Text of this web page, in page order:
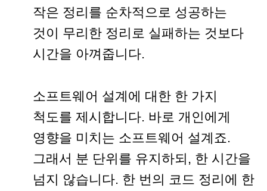
작은 정리를 순차적으로 성공하는
것이 무리한 정리로 실패하는 것보다
시간을 아껴줍니다.
소프트웨어 설계에 대한 한 가지
척도를 제시합니다. 바로 개인에게
영향을 미치는 소프트웨어 설계죠.
그래서 분 단위를 유지하되, 한 시간을
넘지 않습니다. 한 번의 코드 정리에 한